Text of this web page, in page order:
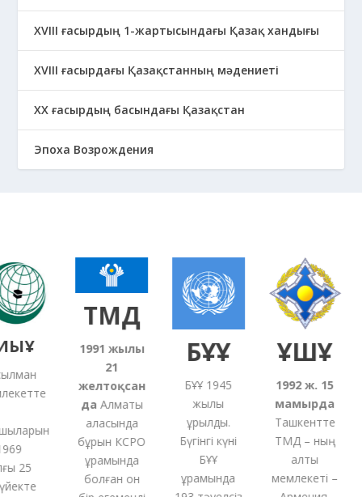
ХVIII ғасырдың 1-жартысындағы Қазақ хандығы
ХVІІІ ғасырдағы Қазақстанның мәдениеті
ХХ ғасырдың басындағы Қазақстан
Эпоха Возрождения
25
ТМД
1991жылғы
21
желтоқсан
даАлматы
қаласында
бұрын КСРО
құрамында
болғанон
БҰҰ
БҰҰ 1945
жылы
құрылды.
Бүгінгі күні
БҰҰ
құрамында
ҰҚШҰ
1992 ж. 15
мамырда
Ташкентте
ТМД – ның
алты
мемлекеті –